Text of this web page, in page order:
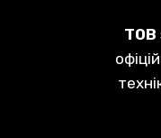
ТОВ